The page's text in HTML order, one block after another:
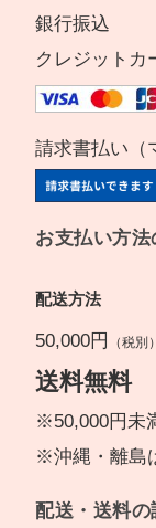
銀行振込
クレジットカ
請求書払い（
お支払い方法
配送方法
50,000円 （税別）
送料無料
※50,000円未
※沖縄・離島
配送・送料の